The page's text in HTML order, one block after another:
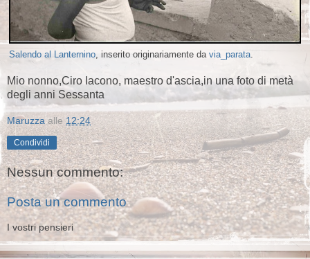
Salendo al Lanternino, inserito originariamente da via_parata.
Mio nonno,Ciro Iacono, maestro d'ascia,in una foto di metà
degli anni Sessanta
Maruzza alle 12:24
Condividi
Nessun commento:
Posta un commento
I vostri pensieri